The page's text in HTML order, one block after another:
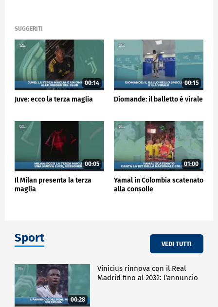
SUGGERITI
00:14
Juve: ecco la terza maglia
00:15
Diomande: il balletto è virale
00:05
Il Milan presenta la terza
maglia
01:00
Yamal in Colombia scatenato
alla consolle
Sport VEDI TUTTI
00:28
Vinicius rinnova con il Real
Madrid fino al 2032: l'annuncio